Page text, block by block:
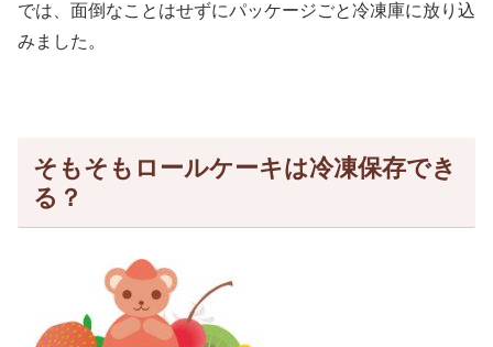
では、面倒なことはせずにパッケージごと冷凍庫に放り込
みました。
そもそもロールケーキは冷凍保存でき
る？